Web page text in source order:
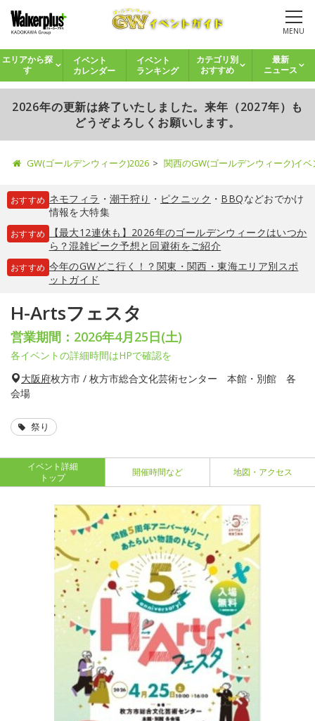
MENU
エリアから探
す
イベント
カレンダー
イベント
ランキング
カテゴリ別
おすすめ
最新
ニュース
2026年の更新は終了いたしました。来年（2027年）も
どうぞよろしくお願いします。
GW(ゴールデンウィーク)2026 関西のGW(ゴールデンウィーク)イ
おすすめ ネモフィラ ・ 潮干狩り ・ ピクニック ・ BBQなどおでかけ
情報を大特集
おすすめ
【最大12連休も】2026年のゴールデンウィークはいつか
ら？混雑ピーク予想と回避術をご紹介
おすすめ 今年のGWどこ行く！？関東・関西・東海エリア別スポ
ットガイド
H-Artsフェスタ
営業期間：2026年4月25日(土)
各イベントの詳細時間はHPで確認を
大阪府枚方市 / 枚方市総合文化芸術センター 本館・別館 各
会場
祭り
イベント詳細
トップ
開催時間など 地図・アクセス